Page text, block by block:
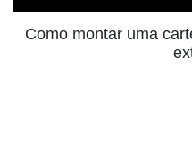
Como montar uma